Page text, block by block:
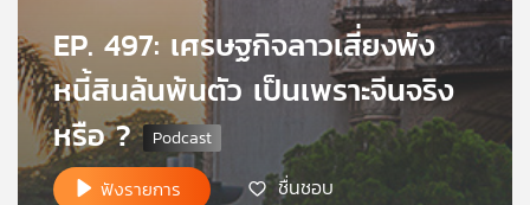
ไทย
พี
บี
เอส
EP. 497: เศรษฐกิจลาวเสี่ยงพัง
หนี้สินล้นพ้นตัว เป็นเพราะจีนจริง
หรือ ?
ฟังรายการ ชื่นชอบ